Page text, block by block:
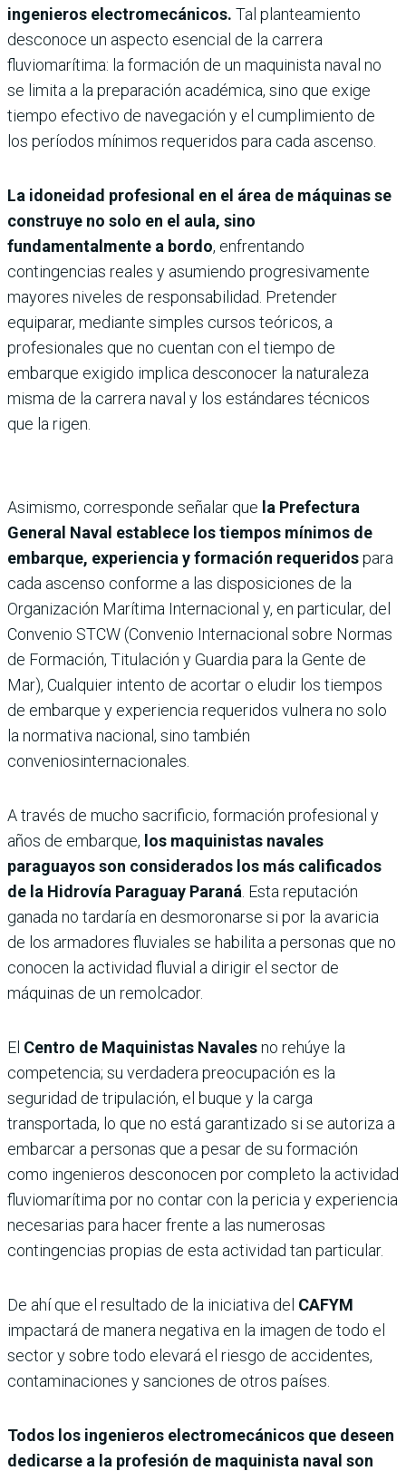
ingenieros electromecánicos. Tal planteamiento
desconoce un aspecto esencial de la carrera
fluviomarítima: la formación de un maquinista naval no
se limita a la preparación académica, sino que exige
tiempo efectivo de navegación y el cumplimiento de
los períodos mínimos requeridos para cada ascenso.
La idoneidad profesional en el área de máquinas se
construye no solo en el aula, sino
fundamentalmente a bordo, enfrentando
contingencias reales y asumiendo progresivamente
mayores niveles de responsabilidad. Pretender
equiparar, mediante simples cursos teóricos, a
profesionales que no cuentan con el tiempo de
embarque exigido implica desconocer la naturaleza
misma de la carrera naval y los estándares técnicos
que la rigen.
Asimismo, corresponde señalar que la Prefectura
General Naval establece los tiempos mínimos de
embarque, experiencia y formación requeridospara
cada ascenso conforme a las disposiciones de la
Organización Marítima Internacional y, en particular, del
Convenio STCW (Convenio Internacional sobre Normas
de Formación, Titulación y Guardia para la Gente de
Mar), Cualquier intento de acortar o eludir los tiempos
de embarque y experiencia requeridos vulnera no solo
la normativa nacional, sino también
conveniosinternacionales.
A través de mucho sacrificio, formación profesional y
años de embarque, los maquinistas navales
paraguayos son considerados los más calificados
de la Hidrovía Paraguay Paraná . Esta reputación
ganada no tardaría en desmoronarse si por la avaricia
de los armadores fluviales se habilita a personas que no
conocen la actividad fluvial a dirigir el sector de
máquinas de un remolcador.
El Centro de Maquinistas Navalesno rehúye la
competencia; su verdadera preocupación es la
seguridad de tripulación, el buque y la carga
transportada, lo que no está garantizado si se autoriza a
embarcar a personas que a pesar de su formación
como ingenieros desconocen por completo la actividad
fluviomarítima por no contar con la pericia y experiencia
necesarias para hacer frente a las numerosas
contingencias propias de esta actividad tan particular.
De ahí que el resultado de la iniciativa del CAFYM
impactará de manera negativa en la imagen de todo el
sector y sobre todo elevará el riesgo de accidentes,
contaminaciones y sanciones de otros países.
Todos los ingenieros electromecánicos que deseen
dedicarse a la profesión de maquinista naval son